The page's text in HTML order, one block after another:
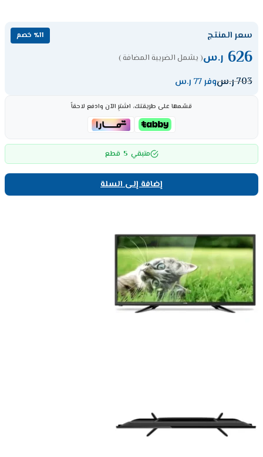
سعر المنتج ٪11 خصم
626 ر.س( يشمل الضريبة المضافة )
703ر.سوفر 77 ر.س
قسّمها على طريقتك، اشترِ الآن وادفع لاحقاً
متبقي 5 قطع
إضافة إلى السلة